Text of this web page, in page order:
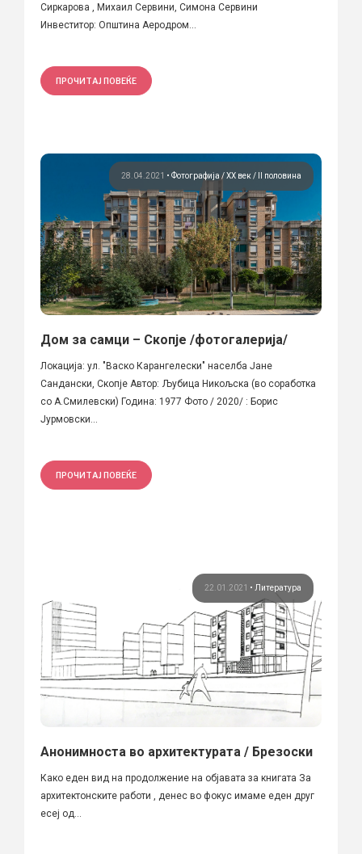
Сиркарова , Михаил Сервини, Симона Сервини
Инвеститор: Општина Аеродром...
ПРОЧИТАЈ ПОВЕЌЕ
28.04.2021 • Фотографија ХХ век / II половина
Дом за самци – Скопје /фотогалерија/
Локација: ул. "Васко Карангелески" населба Јане
Сандански, Скопје Автор: Љубица Никољска (во соработка
со А.Смилевски) Година: 1977 Фото / 2020/ : Борис
Јурмовски...
ПРОЧИТАЈ ПОВЕЌЕ
22.01.2021 • Литература
Анонимноста во архитектурата / Брезоски
Како еден вид на продолжение на објавата за книгата За
архитектонските работи , денес во фокус имаме еден друг
есеј од...